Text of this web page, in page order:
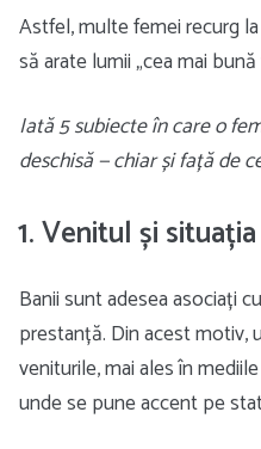
Astfel, multe femei recurg
să arate lumii „cea mai
Iată 5 subiecte în care o
deschisă — chiar și față de
1. Venitul și
Banii sunt adesea asociați
prestanță. Din acest motiv,
veniturile, mai ales în
unde se pune accent pe